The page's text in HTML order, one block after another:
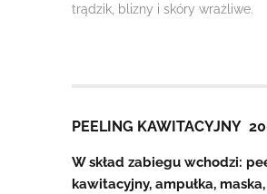
trądzik, blizny i skóry wrażliwe.
PEELING KAWITACYJNY
W skład zabiegu wchodzi:
kawitacyjny, ampułka,